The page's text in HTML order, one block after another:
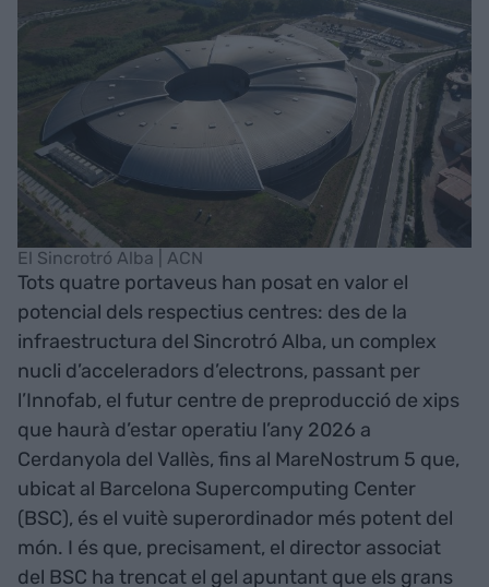
El Sincrotró Alba | ACN
Tots quatre portaveus han posat en valor el
potencial dels respectius centres: des de la
infraestructura del Sincrotró Alba, un complex
nucli d’acceleradors d’electrons, passant per
l’Innofab, el futur centre de preproducció de xips
que haurà d’estar operatiu l’any 2026 a
Cerdanyola del Vallès, fins al MareNostrum 5 que,
ubicat al Barcelona Supercomputing Center
(BSC), és el vuitè superordinador més potent del
món. I és que, precisament, el director associat
del BSC ha trencat el gel apuntant que els grans